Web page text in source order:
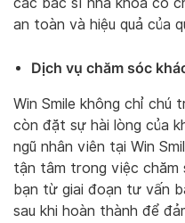
các bác sĩ nha khoa có
an toàn và hiệu quả của
Dịch vụ chăm sóc
Win Smile không chỉ chú
còn đặt sự hài lòng của
ngũ nhân viên tại Win
tận tâm trong việc chăm
bạn từ giai đoạn tư vấn
sau khi hoàn thành để